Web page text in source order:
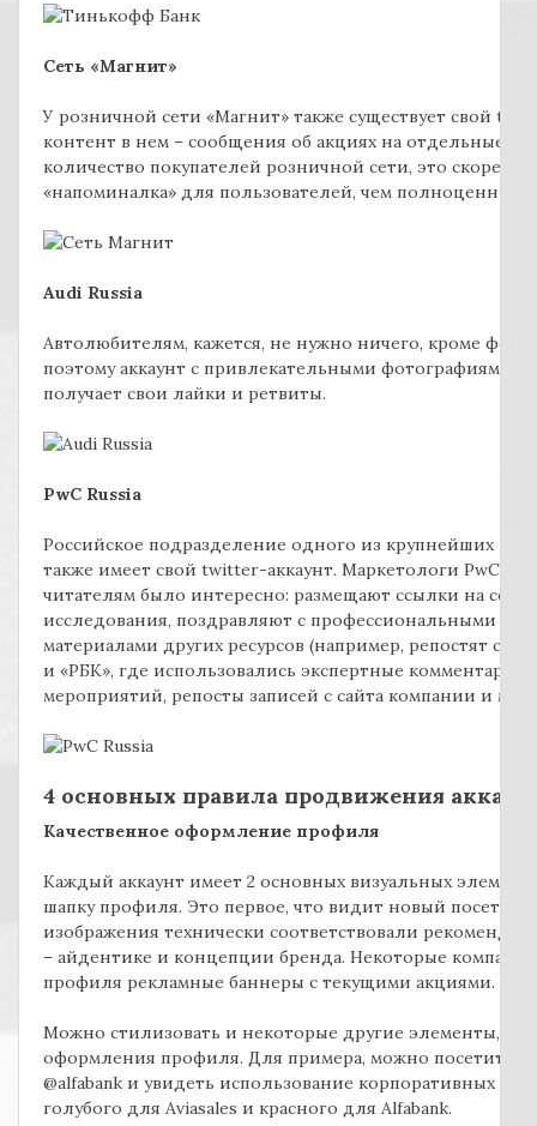
Сеть «Магнит»
У розничной сети «Магнит» также существует свой
контент в нем – сообщения об акциях на отдельные
количество покупателей розничной сети, это скорее
«напоминалка» для пользователей, чем полноценный
Audi Russia
Автолюбителям, кажется, не нужно ничего, кроме
поэтому аккаунт с привлекательными фотографиями
получает свои лайки и ретвиты.
PwC Russia
Российское подразделение одного из крупнейших
также имеет свой twitter-аккаунт. Маркетологи PwC
читателям было интересно: размещают ссылки на
исследования, поздравляют с профессиональными
материалами других ресурсов (например, репостят
и «РБК», где использовались экспертные
мероприятий, репосты записей с сайта компании и
4 основных правила продвижения
Качественное оформление профиля
Каждый аккаунт имеет 2 основных визуальных
шапку профиля. Это первое, что видит новый
изображения технически соответствовали
– айдентике и концепции бренда. Некоторые
профиля рекламные баннеры с текущими акциями.
Можно стилизовать и некоторые другие элементы,
оформления профиля. Для примера, можно посетить
@alfabank и увидеть использование корпоративных
голубого для Aviasales и красного для Alfabank.